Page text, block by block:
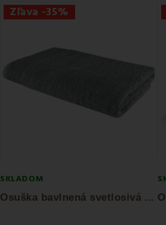
Zľava -35%
SKLADOM
O
suška bavlnená svetlosivá 70x140 cm Bella...